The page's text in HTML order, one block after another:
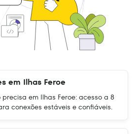
em Ilhas Feroe
em Ilhas Feroe: acesso a 8
conexões estáveis e confiáveis.